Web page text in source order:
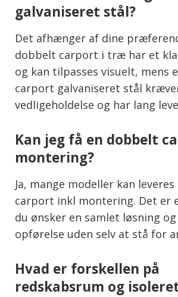
galvaniseret stål?
Det afhænger af dine
dobbelt carport i træ har et
og kan tilpasses visuelt, mens
carport galvaniseret stål
vedligeholdelse og har lang
Kan jeg få en dobbelt
montering?
Ja, mange modeller kan
carport inkl montering. Det er
du ønsker en samlet løsning
opførelse uden selv at stå for
Hvad er forskellen på
redskabsrum og